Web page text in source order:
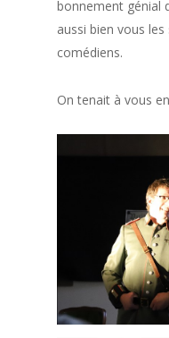
bonnement génial
aussi bien vous
comédiens.
On tenait à vous